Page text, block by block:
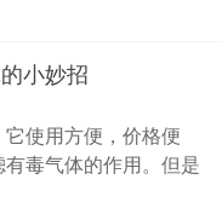
小妙招
使用方便，价格便
毒气体的作用。但是